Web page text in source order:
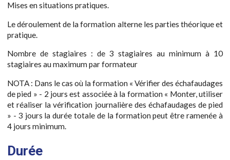
Mises en situations pratiques.
Le déroulement de la formation alterne les parties théorique et
pratique.
Nombre de stagiaires : de 3 stagiaires au minimum à 10
stagiaires au maximum par formateur
NOTA : Dans le cas où la formation « Vérifier des échafaudages
de pied » - 2 jours est associée à la formation « Monter, utiliser
et réaliser la vérification journalière des échafaudages de pied
» - 3 jours la durée totale de la formation peut être ramenée à
4 jours minimum.
Durée